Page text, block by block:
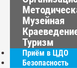
Музейная
Туризм
Приём в ЦДО
Безопасность